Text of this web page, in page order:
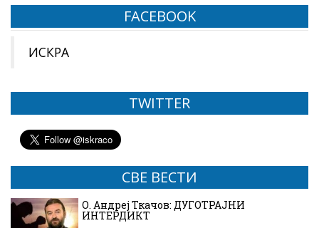
FACEBOOK
ИСКРА
TWITTER
СВЕ ВЕСТИ
О. Андреј Ткачов: ДУГОТРАЈНИ
ИНТЕРДИКТ